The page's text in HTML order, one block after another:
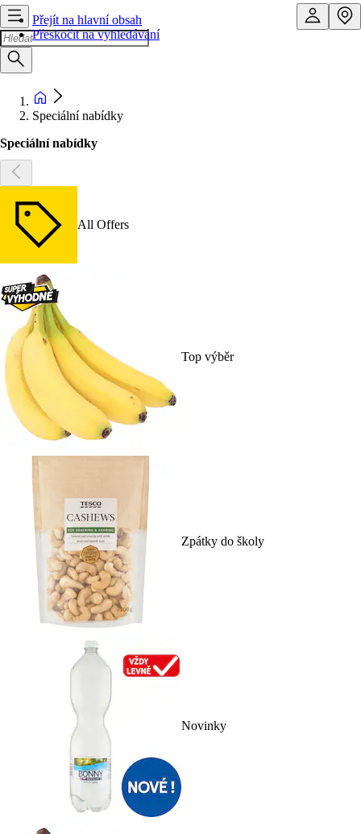
Přejít na hlavní obsah
Přeskočit na vyhledávání
Speciální nabídky
Speciální nabídky
All Offers
Top výběr
Zpátky do školy
Novinky